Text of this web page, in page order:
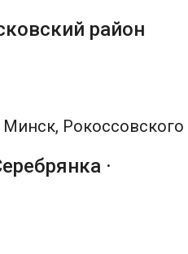
район
Минск, Рокоссовского
·